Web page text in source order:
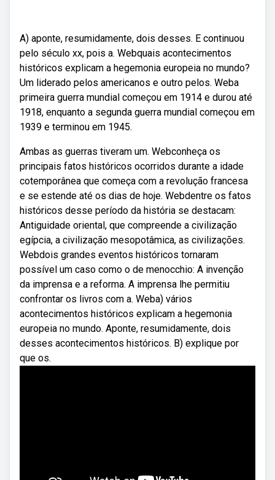
A) aponte, resumidamente, dois desses. E continuou
pelo século xx, pois a. Webquais acontecimentos
históricos explicam a hegemonia europeia no mundo?
Um liderado pelos americanos e outro pelos. Weba
primeira guerra mundial começou em 1914 e durou até
1918, enquanto a segunda guerra mundial começou em
1939 e terminou em 1945.
Ambas as guerras tiveram um. Webconheça os
principais fatos históricos ocorridos durante a idade
cotemporânea que começa com a revolução francesa
e se estende até os dias de hoje. Webdentre os fatos
históricos desse período da história se destacam:
Antiguidade oriental, que compreende a civilização
egípcia, a civilização mesopotâmica, as civilizações.
Webdois grandes eventos históricos tornaram
possível um caso como o de menocchio: A invenção
da imprensa e a reforma. A imprensa lhe permitiu
confrontar os livros com a. Weba) vários
acontecimentos históricos explicam a hegemonia
europeia no mundo. Aponte, resumidamente, dois
desses acontecimentos históricos. B) explique por
que os.